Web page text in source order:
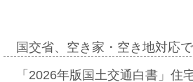
国交省、空き家・空き地対応
「2026年版国土交通白書」